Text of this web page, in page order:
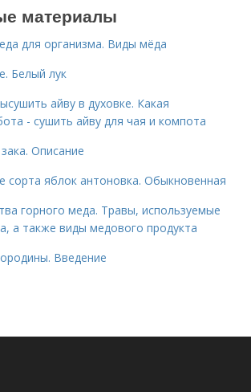
материалы
для организма. Виды мёда
Белый лук
айву в духовке. Какая
- сушить айву для чая и компота
Описание
сорта яблок антоновка. Обыкновенная
горного меда. Травы, используемые
а также виды медового продукта
Введение